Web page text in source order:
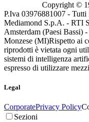
Copyright ©
P.Iva 03976881007 -
Mediamond S.p.A. - RTI
Amsterdam (Paesi
Monzese (MI)Rispetto ai
riprodotti è vietata ogni
sistemi di intelligenza
espresso di utilizzare
Legal
CorporatePrivacy Policy
Sezioni